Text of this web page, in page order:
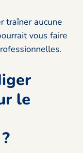
traîner aucune
vous faire
le